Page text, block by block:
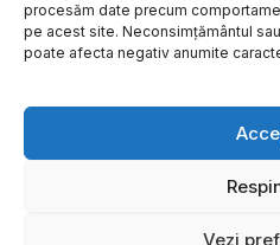
procesăm date precum
pe acest site. Neconsimțământul
poate afecta negativ anumite
Vezi